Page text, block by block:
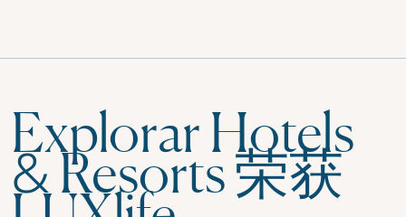
Explorar Hotels
& Resorts 荣获